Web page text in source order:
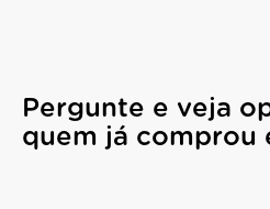
Pergunte e veja
quem já comprou